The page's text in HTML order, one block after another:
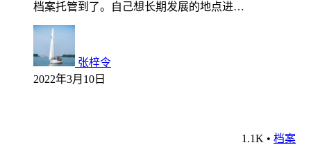
档案托管到了。自己想长期发展的地点进…
张梓令
2022年3月10日
1.1K • 档案